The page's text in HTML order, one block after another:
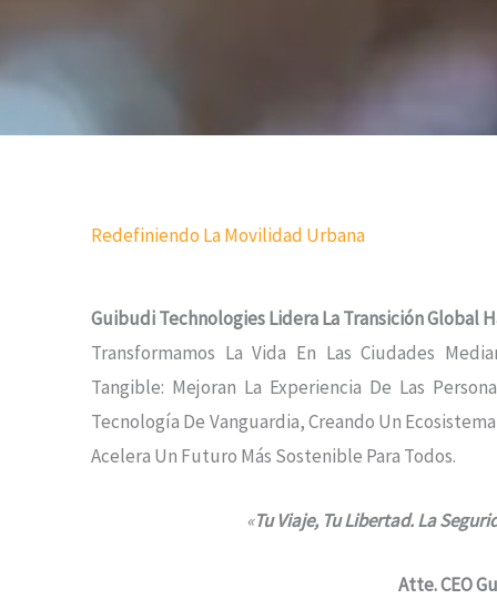
Redefiniendo La Movilidad Urbana
Guibudi Technologies Lidera La Transición Global
Transformamos La Vida En Las Ciudades
Tangible: Mejoran La Experiencia De Las
Tecnología De Vanguardia, Creando Un
Acelera Un Futuro Más Sostenible Para Todos.
«Tu Viaje, Tu Libertad. La
Atte. CEO